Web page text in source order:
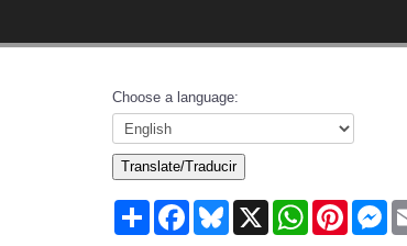
Choose a language:
Translate/Traducir
Share FacebookBluesky
X WhatsAppPinterest